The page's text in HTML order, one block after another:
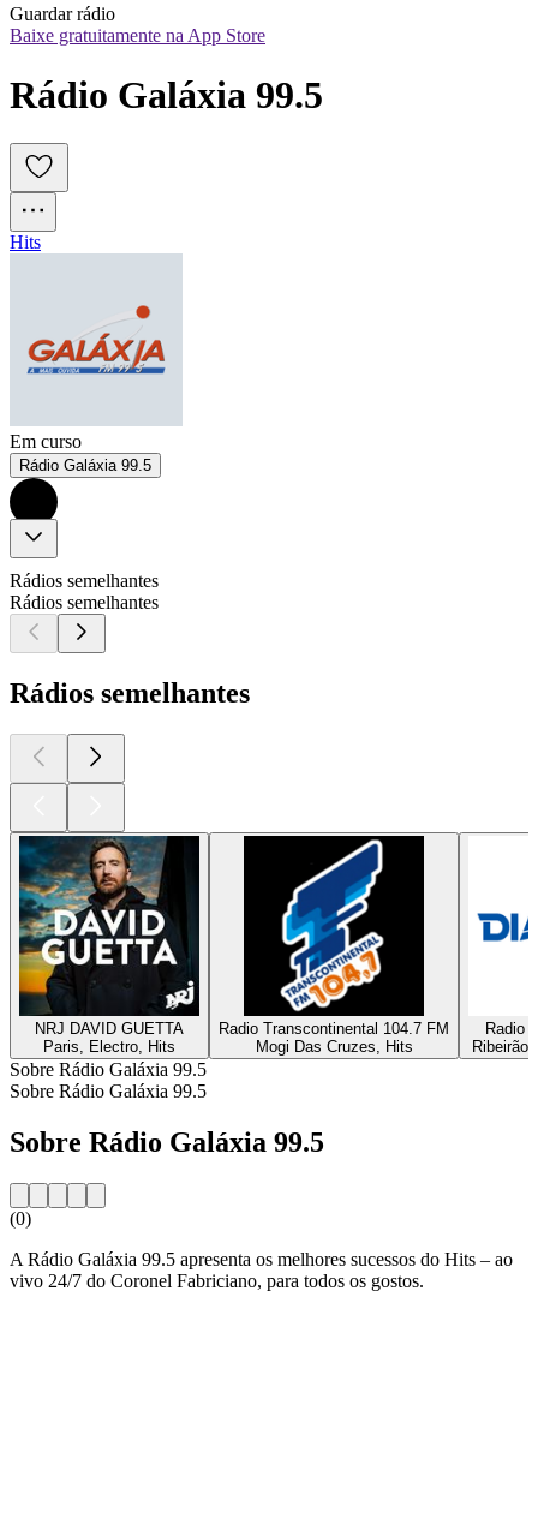
Guardar rádio
Baixe gratuitamente na App Store
Rádio Galáxia 99.5
Hits
Em curso
Rádio Galáxia 99.5
Rádios semelhantes
Rádios semelhantes
Rádios semelhantes
NRJ DAVID GUETTA
Paris, Electro, Hits
Radio Transcontinental 104.7 FM
Mogi Das Cruzes, Hits
Radio
Ribeirão
Sobre Rádio Galáxia 99.5
Sobre Rádio Galáxia 99.5
Sobre Rádio Galáxia 99.5
(0)
A Rádio Galáxia 99.5 apresenta os melhores sucessos do Hits – ao
vivo 24/7 do Coronel Fabriciano, para todos os gostos.